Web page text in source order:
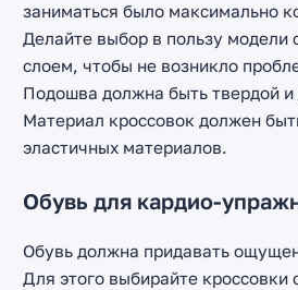
заниматься было максимально
Делайте выбор в пользу
слоем, чтобы не возникло
Подошва должна быть твердой и
Материал кроссовок должен
эластичных материалов.
Обувь для кардио-
Обувь должна придавать
Для этого выбирайте